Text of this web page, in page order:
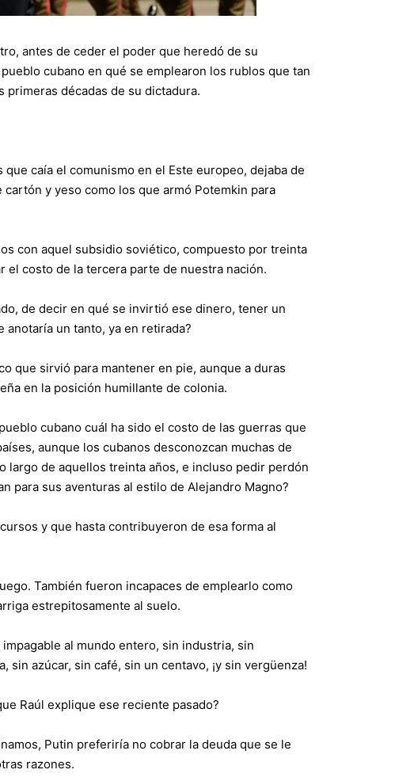
antes de ceder el poder que heredó de su
cubano en qué se emplearon los rublos que tan
primeras décadas de su dictadura.
caía el comunismo en el Este europeo, dejaba de
y yeso como los que armó Potemkin para
con aquel subsidio soviético, compuesto por treinta
costo de la tercera parte de nuestra nación.
de decir en qué se invirtió ese dinero, tener un
un tanto, ya en retirada?
que sirvió para mantener en pie, aunque a duras
en la posición humillante de colonia.
cubano cuál ha sido el costo de las guerras que
aunque los cubanos desconozcan muchas de
largo de aquellos treinta años, e incluso pedir perdón
para sus aventuras al estilo de Alejandro Magno?
y que hasta contribuyeron de esa forma al
También fueron incapaces de emplearlo como
estrepitosamente al suelo.
al mundo entero, sin industria, sin
azúcar, sin café, sin un centavo, ¡y sin vergüenza!
Raúl explique ese reciente pasado?
Putin preferiría no cobrar la deuda que se le
razones.